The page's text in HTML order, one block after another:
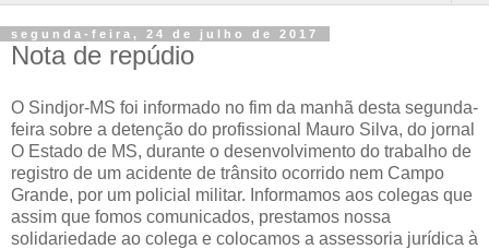
segunda-feira, 24 de julho de 2017
Nota de repúdio
O Sindjor-MS foi informado no fim da manhã desta segunda-
feira sobre a detenção do profissional Mauro Silva, do jornal
O Estado de MS, durante o desenvolvimento do trabalho de
registro de um acidente de trânsito ocorrido nem Campo
Grande, por um policial militar. Informamos aos colegas que
assim que fomos comunicados, prestamos nossa
solidariedade ao colega e colocamos a assessoria jurídica à